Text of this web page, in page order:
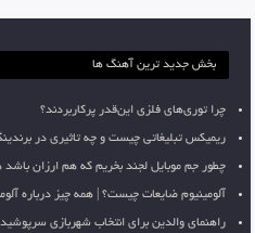
بخش جدید ترین آهنگ ها
چرا توری‌های فلزی این‌قدر پرکاربردند؟
ریمیکس تبلیغاتی چیست و چه تاثیری در
چطور جم موبایل لجند بخریم که هم ارزان
آلومینیوم ضایعات چیست؟ | همه چیز درباره
راهنمای والدین برای انتخاب شهربازی